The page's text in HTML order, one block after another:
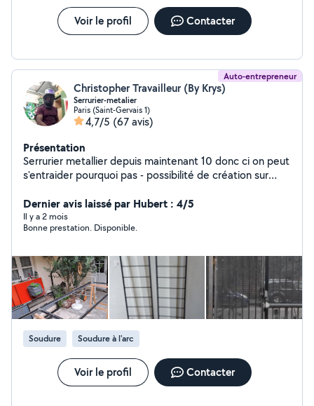
Voir le profil Contacter
Auto-entrepreneur
Christopher Travailleur (By Krys)
Serrurier-metalier
Paris (Saint-Gervais 1)
4,7/5 (67 avis)
Présentation
Serrurier metallier depuis maintenant 10 donc ci on peut
s'entraider pourquoi pas - possibilité de création sur
Dernier avis laissé par Hubert : 4/5
Il y a 2 mois
Bonne prestation. Disponible.
Soudure Soudure à l'arc
Voir le profil Contacter